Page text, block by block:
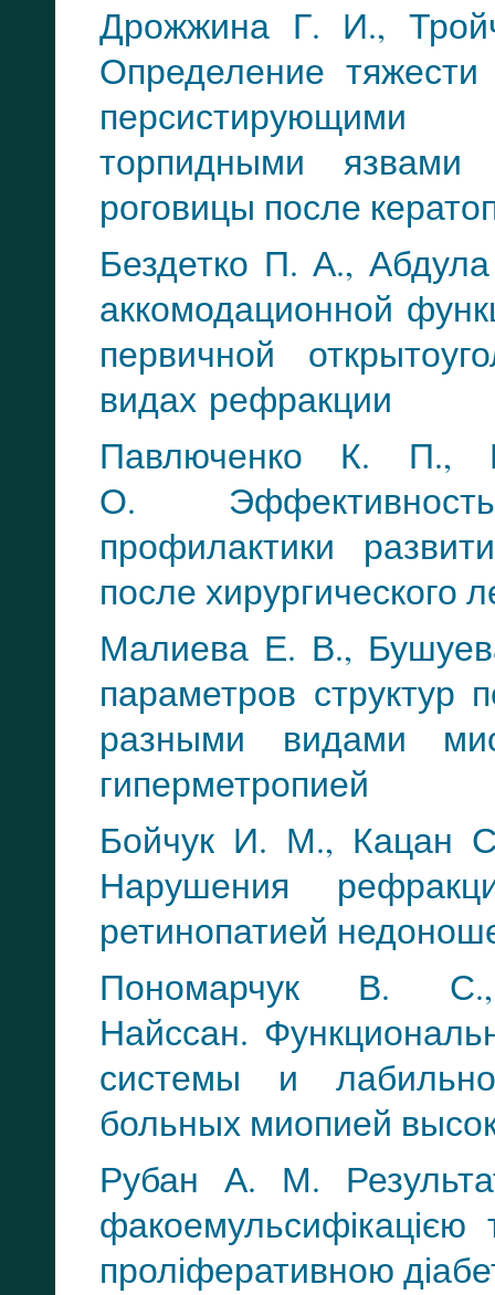
Дрожжина Г. И.,
Определение
персистирующими
торпидными
роговицы после кера
Бездетко П. А.,
аккомодационной
первичной откры
видах рефракции
Павлюченко К. П.,
О.
профилактики
после хирургического
Малиева Е. В.,
параметров структур
разными видами
гиперметропией
Бойчук И. М., Кацан
Нарушения
ретинопатией
Пономарчук В.
Найссан.
системы и
больных миопией
Рубан А. М.
проліферативною